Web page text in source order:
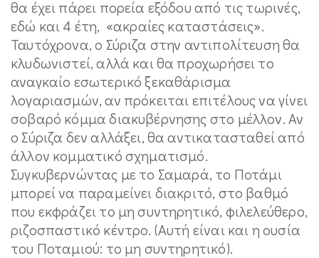
θα έχει πάρει πορεία εξόδου από τις τωρινές,
εδώ και 4 έτη, «ακραίες καταστάσεις».
Ταυτόχρονα, ο Σύριζα στην αντιπολίτευση θα
κλυδωνιστεί, αλλά και θα προχωρήσει το
αναγκαίο εσωτερικό ξεκαθάρισμα
λογαριασμών, αν πρόκειται επιτέλους να γίνει
σοβαρό κόμμα διακυβέρνησης στο μέλλον. Αν
ο Σύριζα δεν αλλάξει, θα αντικατασταθεί από
άλλον κομματικό σχηματισμό.
Συγκυβερνώντας με το Σαμαρά, το Ποτάμι
μπορεί να παραμείνει διακριτό, στο βαθμό
που εκφράζει το μη συντηρητικό, φιλελεύθερο,
ριζοσπαστικό κέντρο. (Αυτή είναι και η ουσία
του Ποταμιού: το μη συντηρητικό).